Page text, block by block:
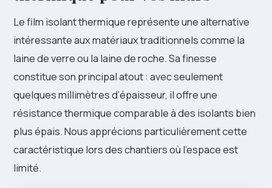
Le film isolant thermique représente une alternative
intéressante aux matériaux traditionnels comme la
laine de verre ou la laine de roche. Sa finesse
constitue son principal atout : avec seulement
quelques millimètres d’épaisseur, il offre une
résistance thermique comparable à des isolants bien
plus épais. Nous apprécions particulièrement cette
caractéristique lors des chantiers où l’espace est
limité.